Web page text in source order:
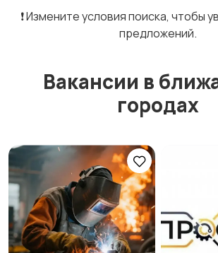
❗️ Измените условия поиска, чтобы
предложений.
Вакансии в
городах